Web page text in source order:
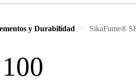
y Durabilidad SikaFume®